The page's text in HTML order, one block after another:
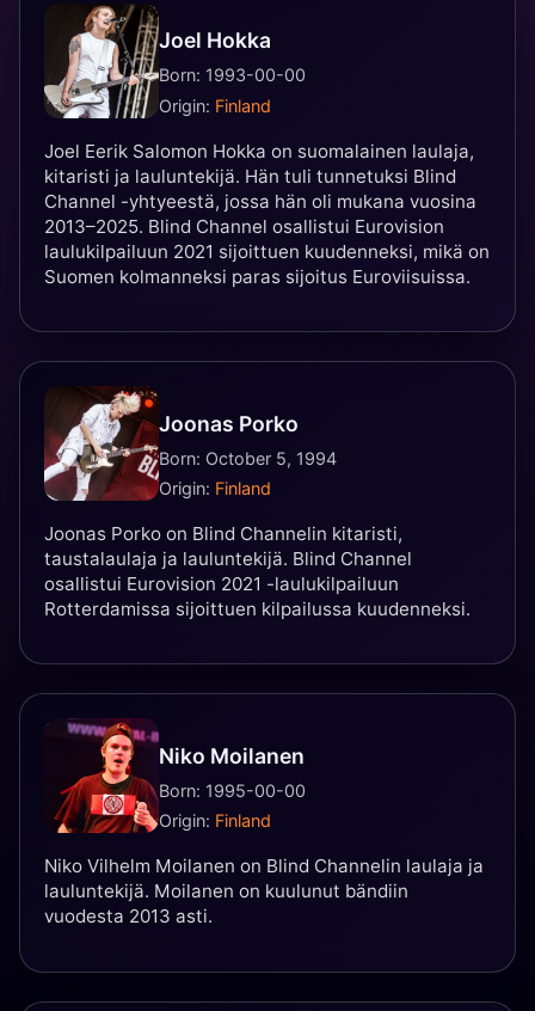
Joel Hokka
Born: 1993-00-00
Origin: Finland
Joel Eerik Salomon Hokka on suomalainen laulaja,
kitaristi ja lauluntekijä. Hän tuli tunnetuksi Blind
Channel -yhtyeestä, jossa hän oli mukana vuosina
2013–2025. Blind Channel osallistui Eurovision
laulukilpailuun 2021 sijoittuen kuudenneksi, mikä on
Suomen kolmanneksi paras sijoitus Euroviisuissa.
Joonas Porko
Born: October 5, 1994
Origin: Finland
Joonas Porko on Blind Channelin kitaristi,
taustalaulaja ja lauluntekijä. Blind Channel
osallistui Eurovision 2021 -laulukilpailuun
Rotterdamissa sijoittuen kilpailussa kuudenneksi.
Niko Moilanen
Born: 1995-00-00
Origin: Finland
Niko Vilhelm Moilanen on Blind Channelin laulaja ja
lauluntekijä. Moilanen on kuulunut bändiin
vuodesta 2013 asti.